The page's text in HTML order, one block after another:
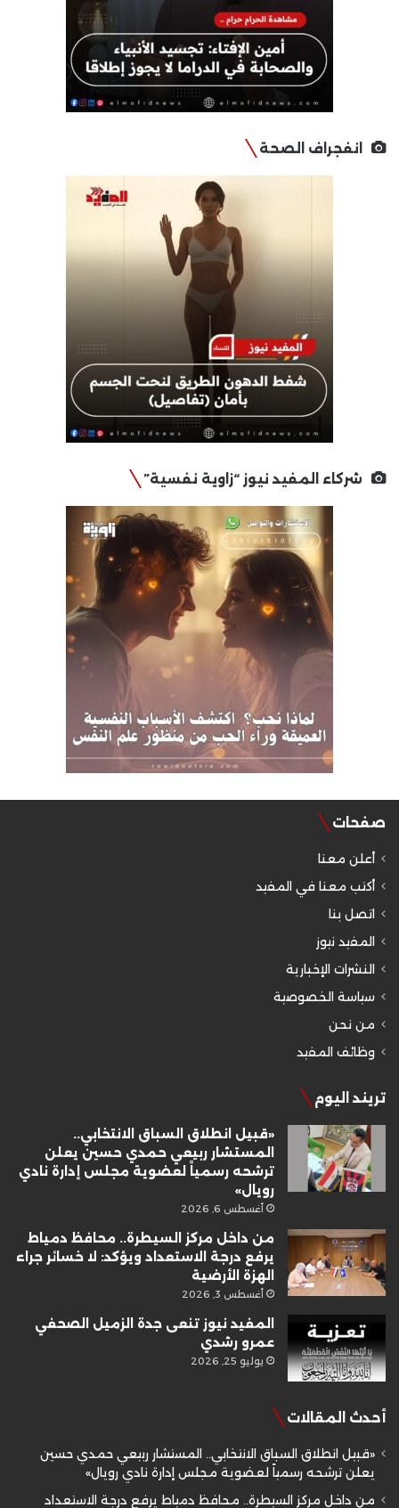
انفجراف الصحة
شركاء المفيد نيوز “زاوية نفسية”
صفحات
أعلن معنا
أكتب معنا في المفيد
اتصل بنا
المفيد نيوز
النشرات الإخبارية
سياسة الخصوصية
من نحن
وظائف المفيد
تريند اليوم
«قبيل انطلاق السباق الانتخابي..
المستشار ربيعي حمدي حسين يعلن
ترشحه رسمياً لعضوية مجلس إدارة نادي
رويال»
أغسطس 6, 2026
من داخل مركز السيطرة.. محافظ دمياط
يرفع درجة الاستعداد ويؤكد: لا خسائر جراء
الهزة الأرضية
أغسطس 3, 2026
المفيد نيوز تنعى جدة الزميل الصحفي
عمرو رشدي
يوليو 25, 2026
أحدث المقالات
«قبيل انطلاق السباق الانتخابي.. المستشار ربيعي حمدي حسين
يعلن ترشحه رسمياً لعضوية مجلس إدارة نادي رويال»
من داخل مركز السيطرة.. محافظ دمياط يرفع درجة الاستعداد